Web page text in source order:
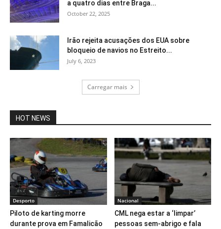
a quatro dias entre Braga...
October 22, 2025
Irão rejeita acusações dos EUA sobre
bloqueio de navios no Estreito...
July 6, 2023
Carregar mais
HOT NEWS
Desporto
Piloto de karting morre
durante prova em Famalicão
Nacional
CML nega estar a ‘limpar’
pessoas sem-abrigo e fala